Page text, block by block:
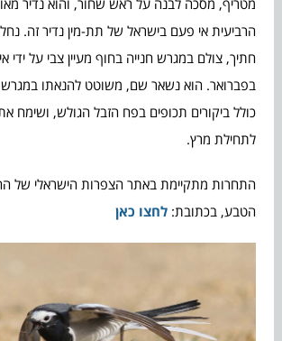
הרביעית אי פעם בישראל של תת-מין נדיר זה.
בפברואר. הוא נשאר שם, משוטט להנאתו במגרש
כולל ביקורים תכופים בפח הזבל הגולש, ושימח
לתחילת מרץ.
התחרות מתקיימת באתר הצפרות הישראלי של
הטבע, בכתובת:לחצו כאן